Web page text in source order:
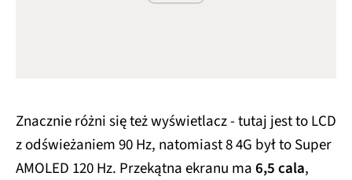
Znacznie różni się też wyświetlacz - tutaj jest to LCD
z odświeżaniem 90 Hz, natomiast 8 4G był to Super
AMOLED 120 Hz. Przekątna ekranu ma6,5 cala,